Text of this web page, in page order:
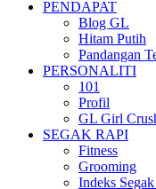
PENDAPAT
Blog GL
Hitam Putih
Pandangan
PERSONALITI
101
Profil
GL Girl
SEGAK RAPI
Fitness
Grooming
Indeks